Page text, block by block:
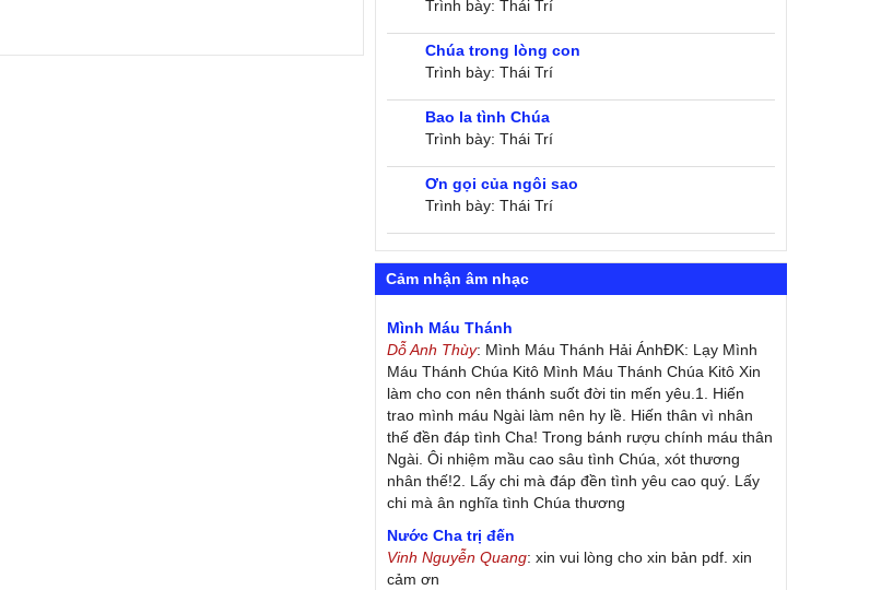
Trình bày: Thái Trí
Chúa trong lòng con
Trình bày: Thái Trí
Bao la tình Chúa
Trình bày: Thái Trí
Ơn gọi của ngôi sao
Trình bày: Thái Trí
Cảm nhận âm nhạc
Mình Máu Thánh
Dỗ Anh Thùy: Mình Máu Thánh Hải ÁnhĐK: Lạy Mình
Máu Thánh Chúa Kitô Mình Máu Thánh Chúa Kitô Xin
làm cho con nên thánh suốt đời tin mến yêu.1. Hiến
trao mình máu Ngài làm nên hy lề. Hiến thân vì nhân
thế đền đáp tình Cha! Trong bánh rượu chính máu thân
Ngài. Ôi nhiệm mầu cao sâu tình Chúa, xót thương
nhân thế!2. Lấy chi mà đáp đền tình yêu cao quý. Lấy
chi mà ân nghĩa tình Chúa thương
Nước Cha trị đến
Vinh Nguyễn Quang: xin vui lòng cho xin bản pdf. xin
cảm ơn